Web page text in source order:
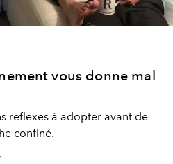
vous donne mal
reflexes à adopter avant de
confiné.